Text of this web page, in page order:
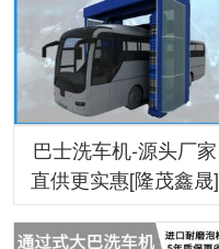
巴士洗车机-源头厂家
直供更实惠[隆茂鑫晟]